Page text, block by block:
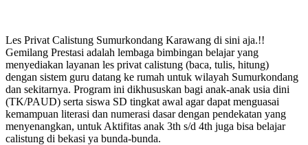
Les Privat Calistung Sumurkondang Karawang di sini aja.!!
Gemilang Prestasi adalah lembaga bimbingan belajar yang
menyediakan layanan les privat calistung (baca, tulis, hitung)
dengan sistem guru datang ke rumah untuk wilayah Sumurkondang
dan sekitarnya. Program ini dikhususkan bagi anak-anak usia dini
(TK/PAUD) serta siswa SD tingkat awal agar dapat menguasai
kemampuan literasi dan numerasi dasar dengan pendekatan yang
menyenangkan, untuk Aktifitas anak 3th s/d 4th juga bisa belajar
calistung di bekasi ya bunda-bunda.